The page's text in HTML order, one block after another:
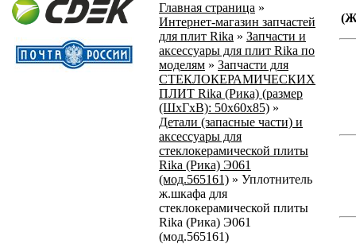
Главная страница »
Интернет-магазин запчастей
для плит Rika » Запчасти и
аксессуары для плит Rika по
моделям » Запчасти для
СТЕКЛОКЕРАМИЧЕСКИХ
ПЛИТ Rika (Рика) (размер
(ШхГхВ): 50x60x85) »
Детали (запасные части) и
аксессуары для
стеклокерамической плиты
Rika (Рика) Э061
(мод.565161) » Уплотнитель
ж.шкафа для
стеклокерамической плиты
Rika (Рика) Э061
(мод.565161)